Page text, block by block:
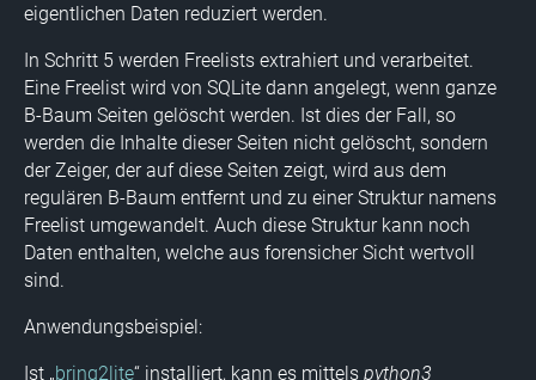
eigentlichen Daten reduziert werden.
In Schritt 5 werden Freelists extrahiert und verarbeitet.
Eine Freelist wird von SQLite dann angelegt, wenn ganze
B-Baum Seiten gelöscht werden. Ist dies der Fall, so
werden die Inhalte dieser Seiten nicht gelöscht, sondern
der Zeiger, der auf diese Seiten zeigt, wird aus dem
regulären B-Baum entfernt und zu einer Struktur namens
Freelist umgewandelt. Auch diese Struktur kann noch
Daten enthalten, welche aus forensicher Sicht wertvoll
sind.
Anwendungsbeispiel:
Ist „bring2lite“ installiert, kann es mittels python3